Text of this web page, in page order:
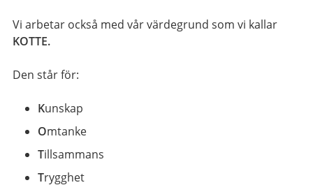
Vi arbetar också med vår värdegrund som vi kallar
KOTTE.
Den står för:
Kunskap
Omtanke
Tillsammans
Trygghet